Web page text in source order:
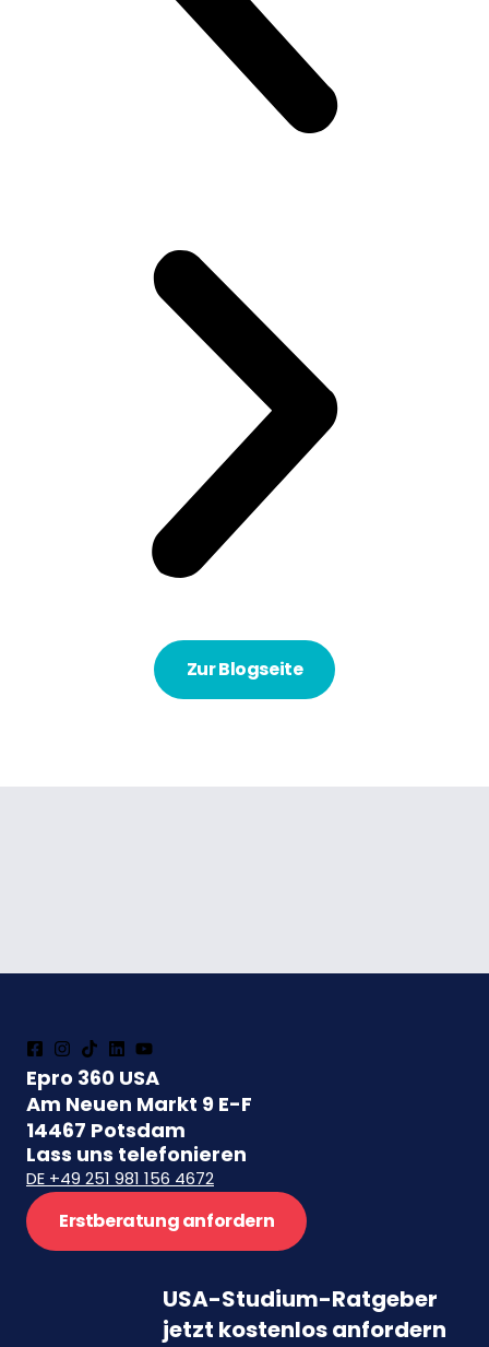
Zur Blogseite
Epro 360 USA
Am Neuen Markt 9 E-F
14467 Potsdam
Lass uns telefonieren
DE +49 251 981 156 4672
Erstberatung anfordern
USA-Studium-Ratgeber
jetzt kostenlos anfordern